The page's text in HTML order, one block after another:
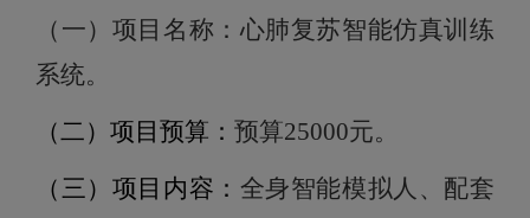
（一）项目名称： 心肺复苏智能仿真训练
系统。
（二）项目预算： 预算25000元。
（三）项目内容： 全身智能模拟人、配套